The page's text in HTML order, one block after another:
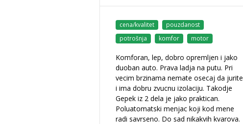
cena/kvalitet
pouzdanost
potrošnja
komfor motor
Komforan, lep, dobro opremljen i jako
duoban auto. Prava ladja na putu. Pri
vecim brzinama nemate osecaj da jurite
i ima dobru zvucnu izolaciju. Takodje
Gepek iz 2 dela je jako praktican.
Poluatomatski menjac koji kod mene
radi savrseno. Do sad nikakvih kvarova.